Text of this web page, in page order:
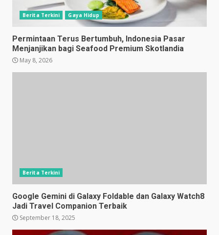
Berita Terkini Gaya Hidup
Permintaan Terus Bertumbuh, Indonesia Pasar
Menjanjikan bagi Seafood Premium Skotlandia
May 8, 2026
Berita Terkini
Google Gemini di Galaxy Foldable dan Galaxy Watch8
Jadi Travel Companion Terbaik
September 18, 2025